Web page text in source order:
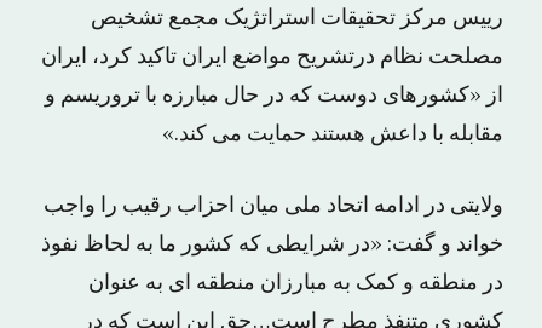
رییس مرکز تحقیقات استراتژیک مجمع تشخیص
مصلحت نظام درتشریح مواضع ایران تاکید کرد، ایران
از «کشورهای دوست که در حال مبارزه با تروریسم و
مقابله با داعش هستند حمایت می کند.»
ولایتی در ادامه اتحاد ملی میان احزاب رقیب را واجب
خواند و گفت: «در شرایطی که کشور ما به لحاظ نفوذ
در منطقه و کمک به مبارزان منطقه ای به عنوان
کشوری متنفذ مطرح است…حق این است که در